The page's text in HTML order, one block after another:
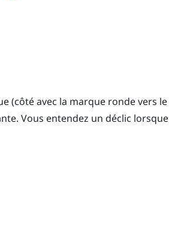
(côté avec la marque ronde vers le
Vous entendez un déclic lorsque